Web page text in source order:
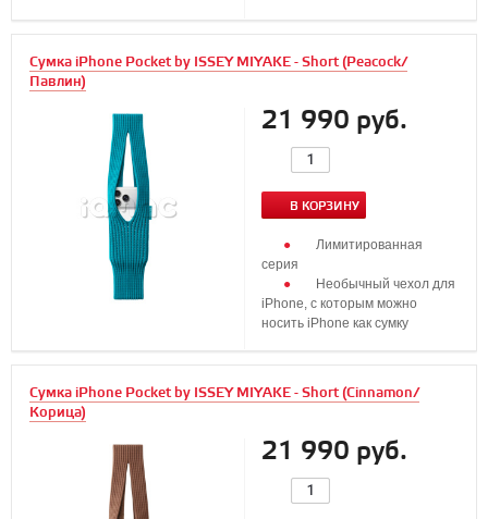
Сумка iPhone Pocket by ISSEY MIYAKE - Short (Peacock/
Павлин)
21 990 руб.
В КОРЗИНУ
Лимитированная
серия
Необычный чехол для
iPhone, с которым можно
носить iPhone как сумку
Сумка iPhone Pocket by ISSEY MIYAKE - Short (Cinnamon/
Корица)
21 990 руб.